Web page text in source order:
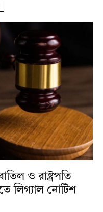
ও রাষ্ট্রপতি
লিগ্যাল নোটিশ